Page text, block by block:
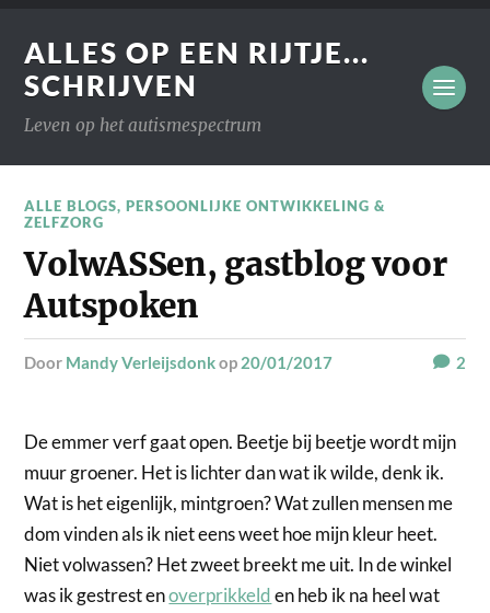
ALLES OP EEN RIJTJE...
SCHRIJVEN
Leven op het autismespectrum
ALLE BLOGS,PERSOONLIJKE ONTWIKKELING &
ZELFZORG
VolwASSen, gastblog voor
Autspoken
door Mandy Verleijsdonkop 20/01/2017 2
De emmer verf gaat open. Beetje bij beetje wordt mijn
muur groener. Het is lichter dan wat ik wilde, denk ik.
Wat is het eigenlijk, mintgroen? Wat zullen mensen me
dom vinden als ik niet eens weet hoe mijn kleur heet.
Niet volwassen? Het zweet breekt me uit. In de winkel
was ik gestrest enoverprikkelden heb ik na heel wat